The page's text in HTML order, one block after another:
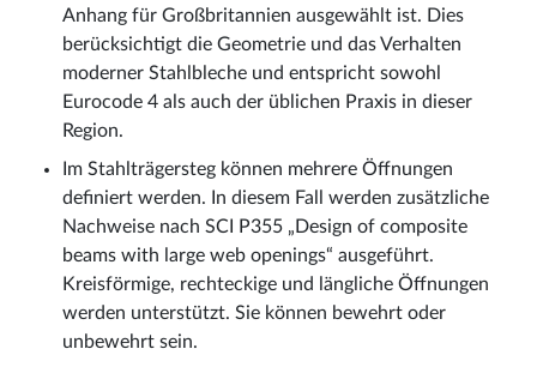
Anhang für Großbritannien ausgewählt ist. Dies
berücksichtigt die Geometrie und das Verhalten
moderner Stahlbleche und entspricht sowohl
Eurocode 4 als auch der üblichen Praxis in dieser
Region.
Im Stahlträgersteg können mehrere Öffnungen
definiert werden. In diesem Fall werden zusätzliche
Nachweise nach SCI P355 „Design of composite
beams with large web openings“ ausgeführt.
Kreisförmige, rechteckige und längliche Öffnungen
werden unterstützt. Sie können bewehrt oder
unbewehrt sein.